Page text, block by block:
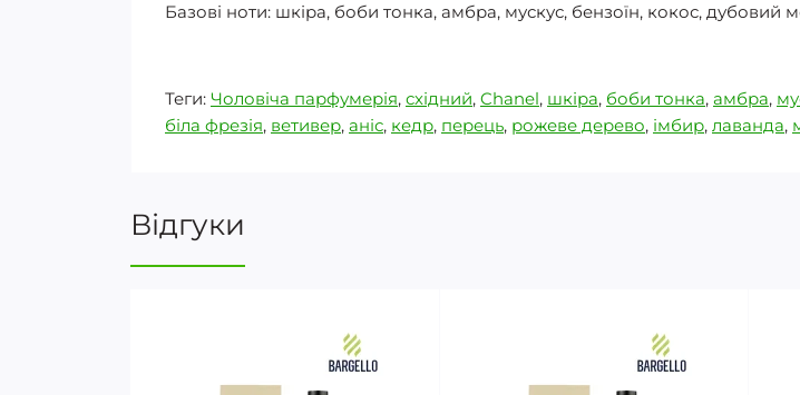
Базові ноти: шкіра, боби тонка, амбра, мускус, бензоїн, кокос, дубовий
Теги: Чоловіча парфумерія, східний, Chanel, шкіра, боби тонка, амбра,
біла фрезія, ветивер, аніс, кедр, перець, рожеве дерево, імбир, лаванда,
Відгуки